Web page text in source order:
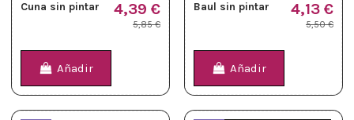
Cuna sin pintar 4,39 €
5,85 €
Añadir
Baul sin pintar 4,13 €
5,50 €
Añadir